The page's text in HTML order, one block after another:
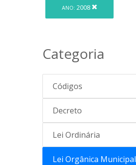
ANO: 2008
Categoria
Códigos
Decreto
Lei Ordinária
Lei Orgânica Municipal